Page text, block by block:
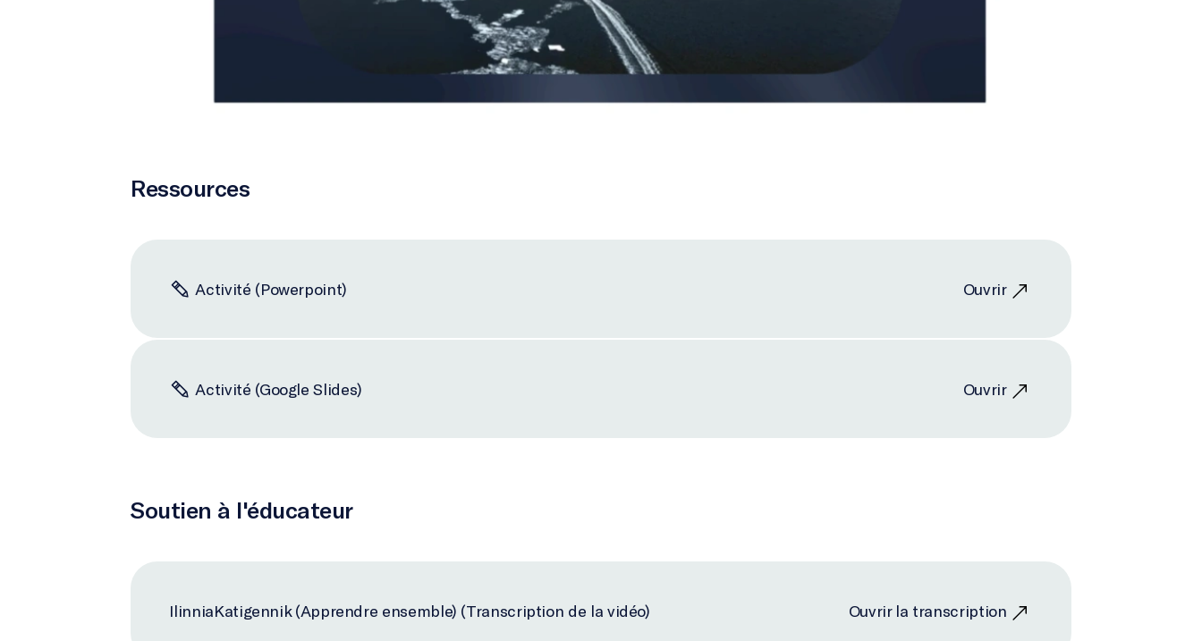
Ressources
Activité (Powerpoint) Ouvrir
Activité (Google Slides) Ouvrir
Soutien à l'éducateur
IlinniaKatigennik (Apprendre ensemble) (Transcription de la vidéo) Ouvrir la transcription